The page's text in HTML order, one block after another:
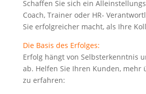
Schaffen Sie sich ein
Coach, Trainer oder HR-
Sie erfolgreicher macht, als Ihre
Die Basis des Erfolges:
Erfolg hängt von Selbsterkenntnis
ab. Helfen Sie Ihren Kunden, mehr
zu erfahren: